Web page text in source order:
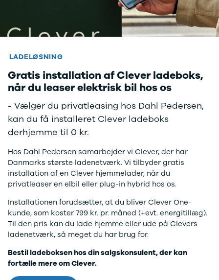
LADELØSNING
Gratis installation af Clever ladeboks,
når du leaser elektrisk bil hos os
- Vælger du privatleasing hos Dahl Pedersen,
kan du få installeret Clever ladeboks
derhjemme til 0 kr.
Hos Dahl Pedersen samarbejder vi Clever, der har
Danmarks største ladenetværk. Vi tilbyder gratis
installation af en Clever hjemmelader, når du
privatleaser en elbil eller plug-in hybrid hos os.
Installationen forudsætter, at du bliver Clever One-
kunde, som koster 799 kr. pr. måned (+evt. energitillæg).
Til den pris kan du lade hjemme eller ude på Clevers
ladenetværk, så meget du har brug for.
Bestil ladeboksen hos din salgskonsulent, der kan
fortælle mere om Clever.